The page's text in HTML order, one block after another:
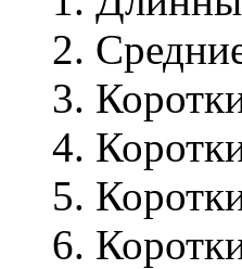
2.
3.
4.
5.
6.